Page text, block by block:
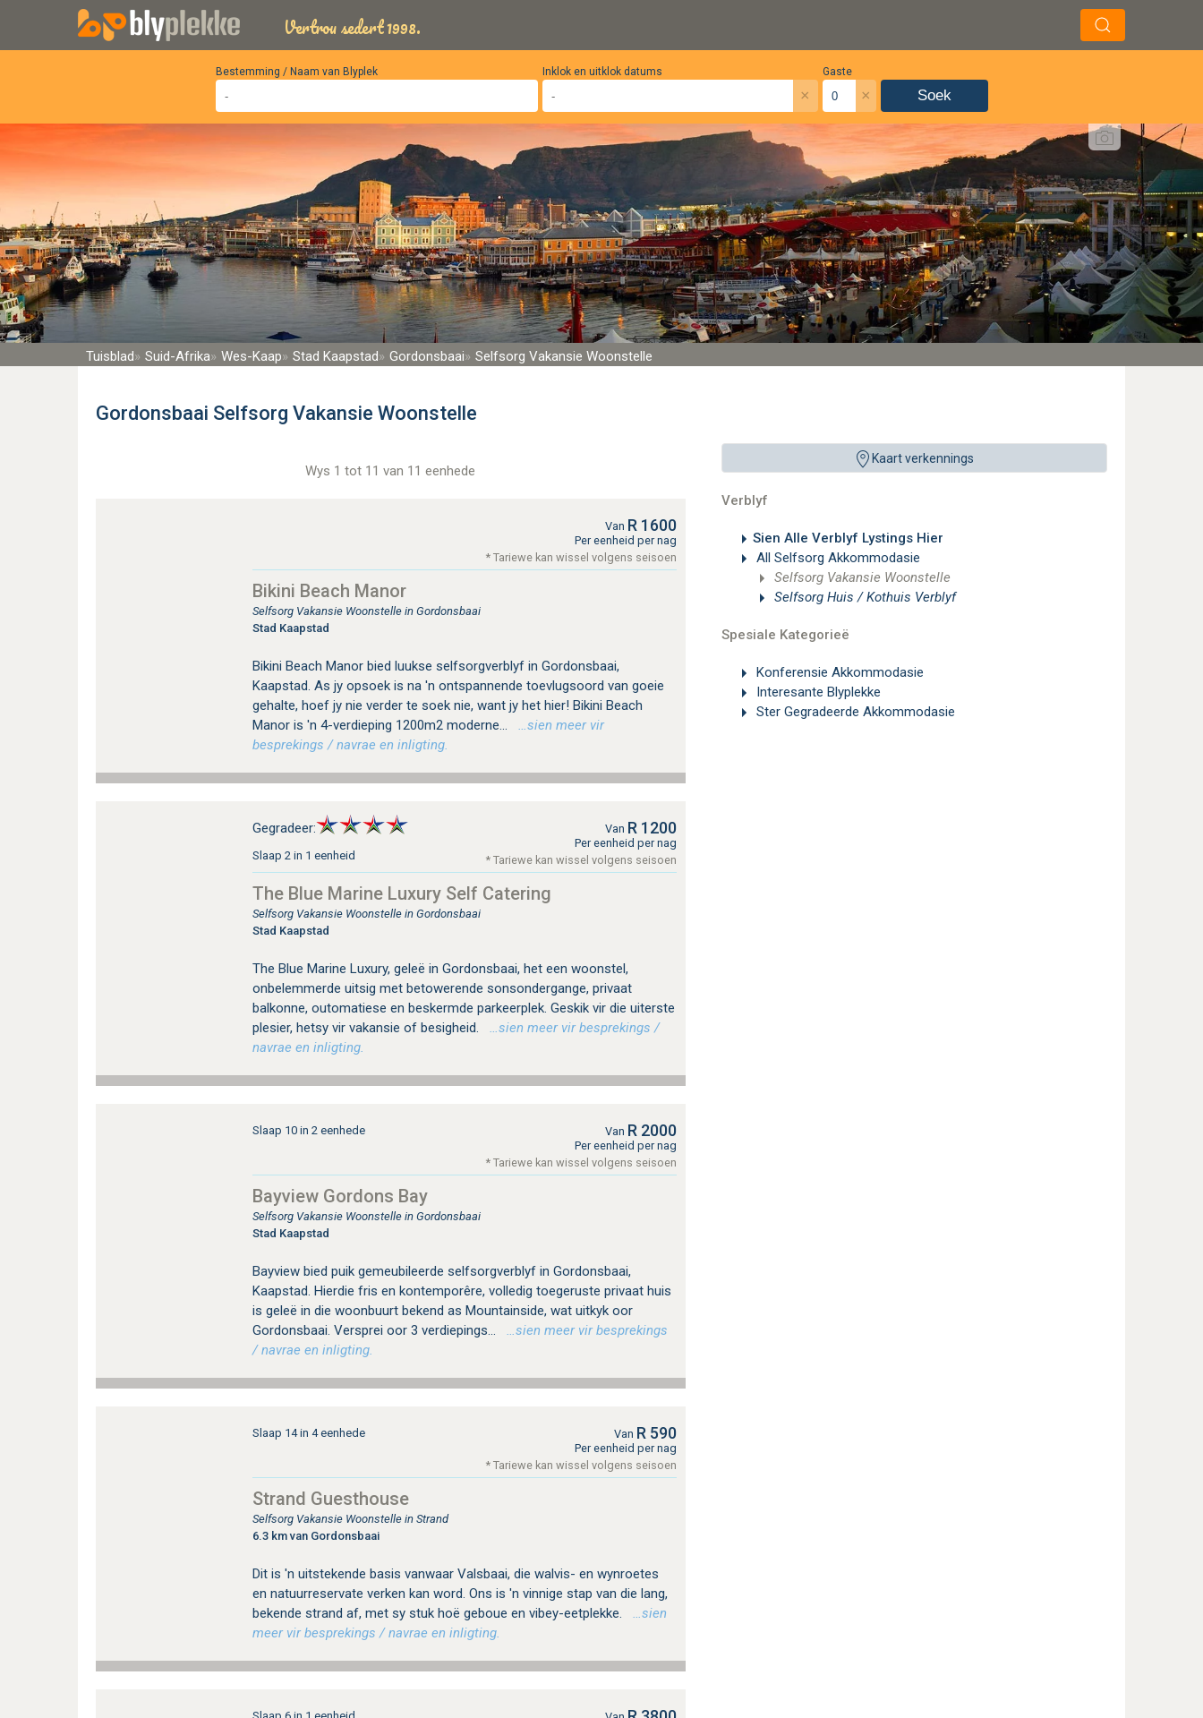
Vertrou sedert 1998.
Bestemming / Naam van Blyplek Gaste
×
Inklok en uitklok datums
× Soek
Tuisblad Suid-Afrika Wes-Kaap Stad Kaapstad Gordonsbaai Selfsorg Vakansie Woonstelle
Gordonsbaai Selfsorg Vakansie Woonstelle
Kaart verkennings
Verblyf
Sien Alle Verblyf Lystings Hier
All Selfsorg Akkommodasie
Selfsorg Vakansie Woonstelle
Selfsorg Huis / Kothuis Verblyf
Spesiale Kategorieë
Konferensie Akkommodasie
Interesante Blyplekke
Ster Gegradeerde Akkommodasie
Wys 1 tot 11 van 11 eenhede
Van R 1600
Per eenheid per nag
* Tariewe kan wissel volgens seisoen
Bikini Beach Manor
Selfsorg Vakansie Woonstelle in Gordonsbaai
Stad Kaapstad
Bikini Beach Manor bied luukse selfsorgverblyf in Gordonsbaai,
Kaapstad. As jy opsoek is na 'n ontspannende toevlugsoord van goeie
gehalte, hoef jy nie verder te soek nie, want jy het hier! Bikini Beach
Manor is 'n 4-verdieping 1200m2 moderne...
…sien meer vir
besprekings / navrae en inligting.
Gegradeer:
Slaap 2 in 1 eenheid
Van R 1200
Per eenheid per nag
* Tariewe kan wissel volgens seisoen
The Blue Marine Luxury Self Catering
Selfsorg Vakansie Woonstelle in Gordonsbaai
Stad Kaapstad
The Blue Marine Luxury, geleë in Gordonsbaai, het een woonstel,
onbelemmerde uitsig met betowerende sonsondergange, privaat
balkonne, outomatiese en beskermde parkeerplek. Geskik vir die uiterste
plesier, hetsy vir vakansie of besigheid.
…sien meer vir besprekings /
navrae en inligting.
Slaap 10 in 2 eenhede Van R 2000
Per eenheid per nag
* Tariewe kan wissel volgens seisoen
Bayview Gordons Bay
Selfsorg Vakansie Woonstelle in Gordonsbaai
Stad Kaapstad
Bayview bied puik gemeubileerde selfsorgverblyf in Gordonsbaai,
Kaapstad. Hierdie fris en kontemporêre, volledig toegeruste privaat huis
is geleë in die woonbuurt bekend as Mountainside, wat uitkyk oor
Gordonsbaai. Versprei oor 3 verdiepings...
…sien meer vir besprekings
/ navrae en inligting.
Slaap 14 in 4 eenhede Van R 590
Per eenheid per nag
* Tariewe kan wissel volgens seisoen
Strand Guesthouse
Selfsorg Vakansie Woonstelle in Strand
6.3 km van Gordonsbaai
Dit is 'n uitstekende basis vanwaar Valsbaai, die walvis- en wynroetes
en natuurreservate verken kan word. Ons is 'n vinnige stap van die lang,
bekende strand af, met sy stuk hoë geboue en vibey-eetplekke.
…sien
meer vir besprekings / navrae en inligting.